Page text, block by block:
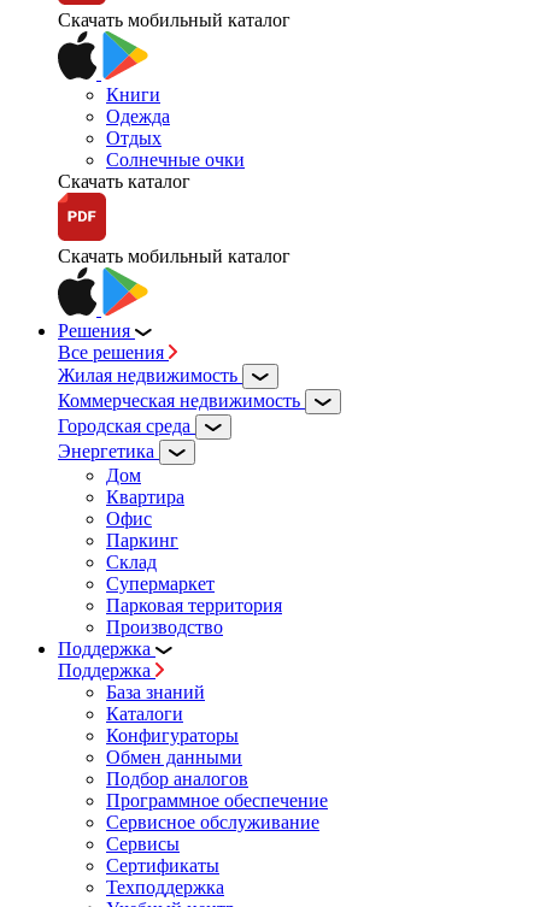
Скачать мобильный каталог
Книги
Одежда
Отдых
Солнечные очки
Скачать каталог
Скачать мобильный каталог
Решения
Все решения
Жилая недвижимость
Коммерческая недвижимость
Городская среда
Энергетика
Дом
Квартира
Офис
Паркинг
Склад
Супермаркет
Парковая территория
Производство
Поддержка
Поддержка
База знаний
Каталоги
Конфигураторы
Обмен данными
Подбор аналогов
Программное обеспечение
Сервисное обслуживание
Сервисы
Сертификаты
Техподдержка